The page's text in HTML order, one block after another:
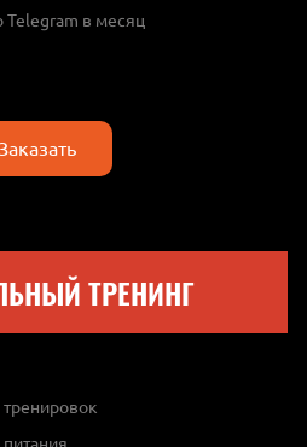
Telegram в месяц
ТРЕНИНГ
тренировок